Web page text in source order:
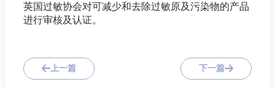
英国过敏协会对可减少和去除过敏原及污染物的产品
进行审核及认证。
上一篇 下一篇